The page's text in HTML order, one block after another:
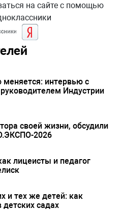
на сайте с помощью
меняется: интервью с
Индустрии
своей жизни, обсудили
2026
лицеисты и педагог
и тех же детей: как
детских садах